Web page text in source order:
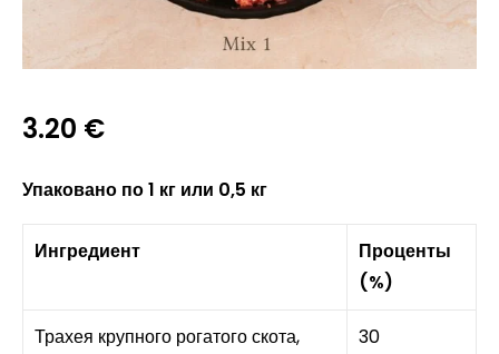
3.20 €
Упаковано по 1 кг или 0,5 кг
Ингредиент
Проценты
(%)
Трахея крупного рогатого скота,
30